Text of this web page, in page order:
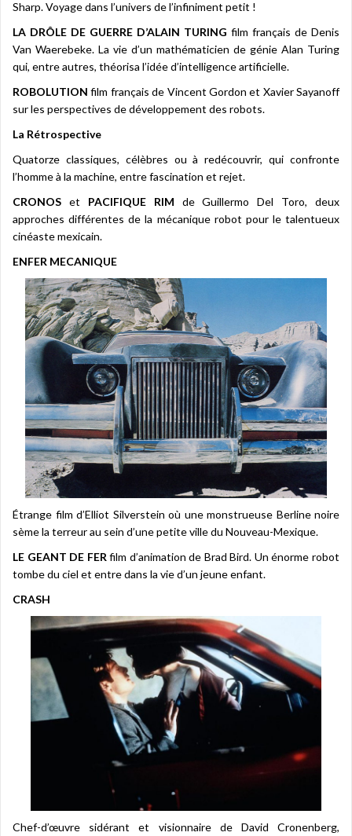
Sharp. Voyage dans l’univers de l’infiniment petit !
LA DRÔLE DE GUERRE D’ALAIN TURING film français de Denis
Van Waerebeke. La vie d’un mathématicien de génie Alan Turing
qui, entre autres, théorisa l’idée d’intelligence artificielle.
ROBOLUTION film français de Vincent Gordon et Xavier Sayanoff
sur les perspectives de développement des robots.
La Rétrospective
Quatorze classiques, célèbres ou à redécouvrir, qui confronte
l’homme à la machine, entre fascination et rejet.
CRONOS et PACIFIQUE RIM de Guillermo Del Toro, deux
approches différentes de la mécanique robot pour le talentueux
cinéaste mexicain.
ENFER MECANIQUE
Étrange film d’Elliot Silverstein où une monstrueuse Berline noire
sème la terreur au sein d’une petite ville du Nouveau-Mexique.
LE GEANT DE FER film d’animation de Brad Bird. Un énorme robot
tombe du ciel et entre dans la vie d’un jeune enfant.
CRASH
Chef-d’œuvre sidérant et visionnaire de David Cronenberg,